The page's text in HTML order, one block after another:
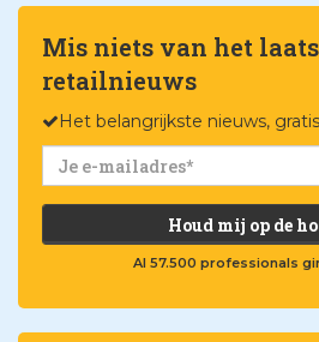
Mis niets van het
retailnieuws
Het belangrijkste nieuws,
Houd mij op de
Al 57.500 professionals